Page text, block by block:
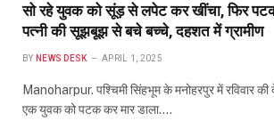
सो रहे युवक को सूंड़ से लपेट कर खींचा, फिर
पत्नी की सूझबूझ से बचे बच्चे, दहशत में ग्रामीण
BY NEWS DESK APRIL 1, 2025
Manoharpur. पश्चिमी सिंहभूम के मनोहरपुर में रविवार की
एक युवक को पटक कर मार डाला.…